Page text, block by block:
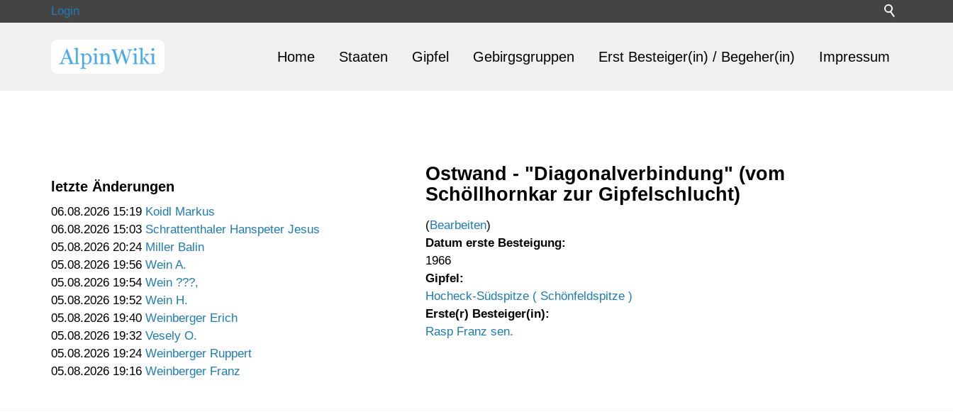
Login
Home Staaten Gipfel Gebirgsgruppen Erst Besteiger(in) / Begeher(in) Impressum
letzte Änderungen
06.08.2026 15:19 Koidl Markus
06.08.2026 15:03 Schrattenthaler Hanspeter Jesus
05.08.2026 20:24 Miller Balin
05.08.2026 19:56 Wein A.
05.08.2026 19:54 Wein ???,
05.08.2026 19:52 Wein H.
05.08.2026 19:40 Weinberger Erich
05.08.2026 19:32 Vesely O.
05.08.2026 19:24 Weinberger Ruppert
05.08.2026 19:16 Weinberger Franz
Ostwand - "Diagonalverbindung" (vom
Schöllhornkar zur Gipfelschlucht)
(Bearbeiten)
Datum erste Besteigung:
1966
Gipfel:
Hocheck-Südspitze ( Schönfeldspitze )
Erste(r) Besteiger(in):
Rasp Franz sen.